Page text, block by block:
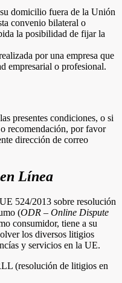
domicilio fuera de la Unión
convenio bilateral o
la posibilidad de fijar la
por una empresa que
empresarial o profesional.
presentes condiciones, o si
recomendación, por favor
dirección de correo
Línea
524/2013 sobre resolución
(ODR – Online Dispute
consumidor, tiene a su
los diversos litigios
y servicios en la UE.
(resolución de litigios en